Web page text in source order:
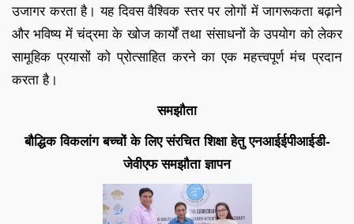
उजागर करता है। यह दिवस वैश्विक स्तर पर लोगों में जागरूकता बढ़ाने
और भविष्य में चंद्रमा के खोज कार्यों तथा संसाधनों के उपयोग को लेकर
सामूहिक प्रयासों को प्रोत्साहित करने का एक महत्त्वपूर्ण मंच प्रदान
करता है।
समझौता
बौद्धिक विकलांग बच्चों के लिए संरचित शिक्षा हेतु एनआईईपीआईडी-
जेवीएफ समझौता ज्ञापन